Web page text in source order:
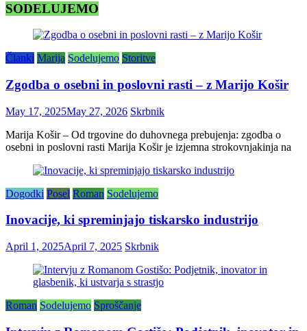
SODELUJEMO
Članki Marija Sodelujemo Storitve
Zgodba o osebni in poslovni rasti – z Marijo Košir
May 17, 2025May 27, 2026 Skrbnik
Marija Košir – Od trgovine do duhovnega prebujenja: zgodba o
osebni in poslovni rasti Marija Košir je izjemna strokovnjakinja na
Dogodki Posel Roman Sodelujemo
Inovacije, ki spreminjajo tiskarsko industrijo
April 1, 2025April 7, 2025 Skrbnik
Roman Sodelujemo Sproščanje